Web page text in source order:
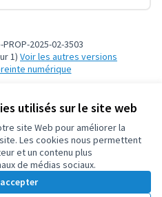
utilisés sur le site web
site Web pour améliorer la
Les cookies nous permettent
et un contenu plus
de médias sociaux.
2025-02-3503
1)
voir les autres versions
numérique
Elegir el idioma